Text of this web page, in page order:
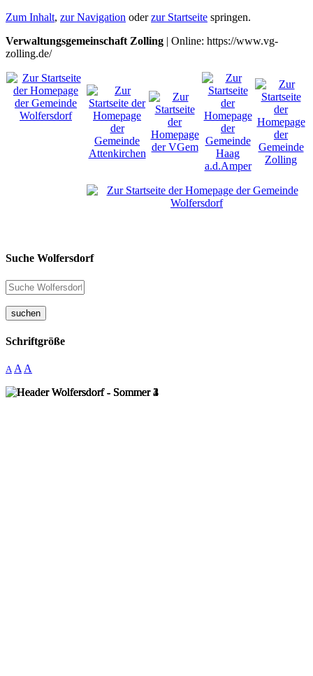
Zum Inhalt, zur Navigation oderzur Startseite springen.
Verwaltungsgemeinschaft Zolling | Online: https://www.vg-
zolling.de/
Suche Wolfersdorf
suchen
Schriftgröße
A A A